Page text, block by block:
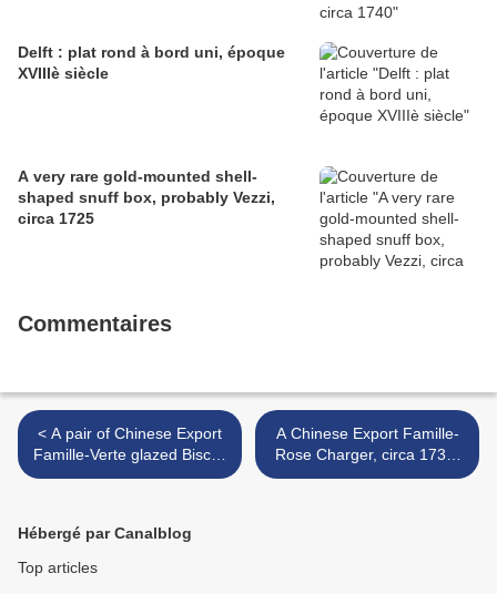
Delft : plat rond à bord uni, époque
XVIIIè siècle
A very rare gold-mounted shell-
shaped snuff box, probably Vezzi,
circa 1725
Commentaires
< A pair of Chinese Export
Famille-Verte glazed Biscuit
figures of lion dogs. Kangxi
A Chinese Export Famille-
Rose Charger, circa 1735-
40 >
Hébergé par Canalblog
Top articles